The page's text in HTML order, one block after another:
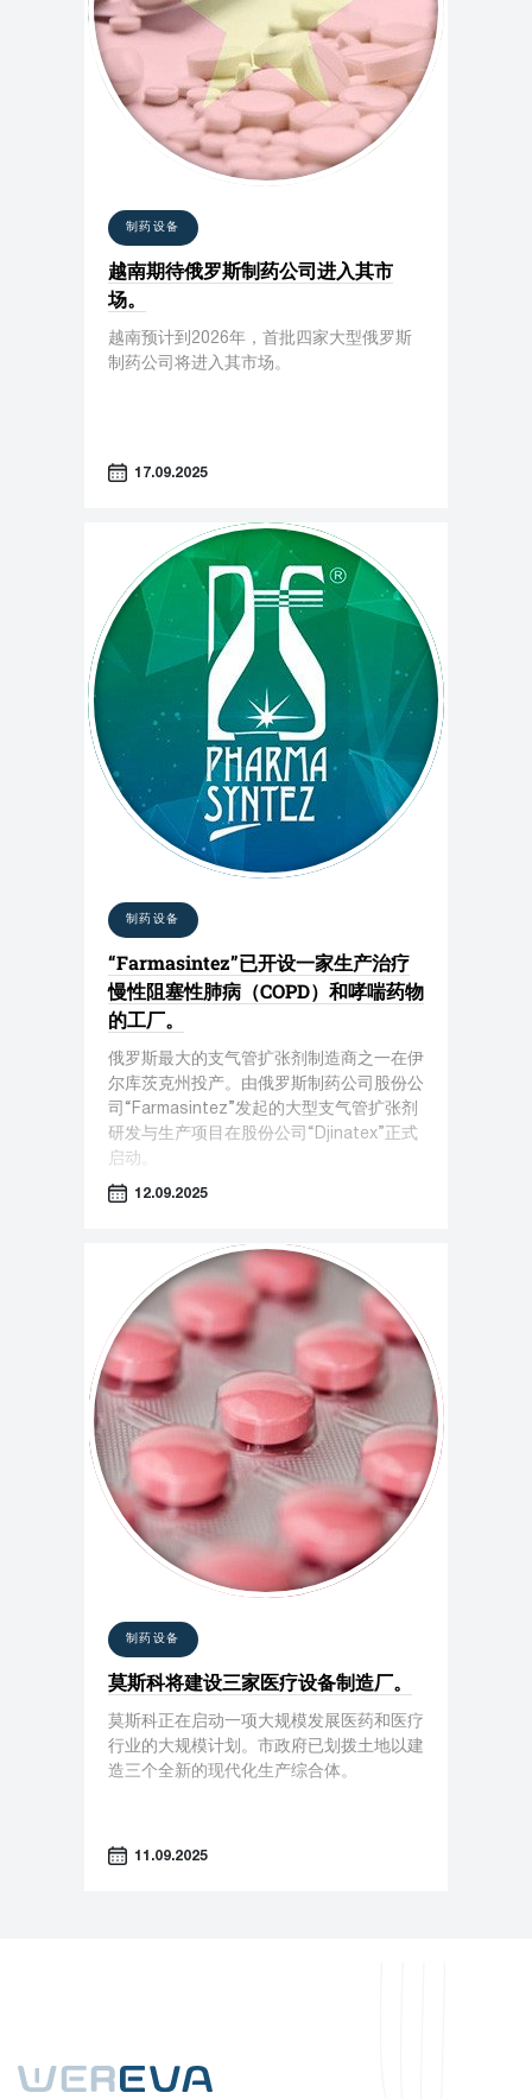
制药设备
越南期待俄罗斯制药公司进入其市
场。
越南预计到2026年，首批四家大型俄罗斯
制药公司将进入其市场。
17.09.2025
制药设备
“Farmasintez”已开设一家生产治疗
慢性阻塞性肺病（COPD）和哮喘药物
的工厂。
俄罗斯最大的支气管扩张剂制造商之一在伊
尔库茨克州投产。由俄罗斯制药公司股份公
司“Farmasintez”发起的大型支气管扩张剂
研发与生产项目在股份公司“Djinatex”正式
启动。
12.09.2025
制药设备
莫斯科将建设三家医疗设备制造厂。
莫斯科正在启动一项大规模发展医药和医疗
行业的大规模计划。市政府已划拨土地以建
造三个全新的现代化生产综合体。
11.09.2025